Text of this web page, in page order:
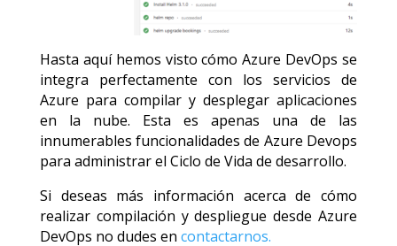
Hasta aquí hemos visto cómo Azure DevOps se
integra perfectamente con los servicios de
Azure para compilar y desplegar aplicaciones
en la nube. Esta es apenas una de las
innumerables funcionalidades de Azure Devops
para administrar el Ciclo de Vida de desarrollo.
Si deseas más información acerca de cómo
realizar compilación y despliegue desde Azure
DevOps no dudes en contactarnos.